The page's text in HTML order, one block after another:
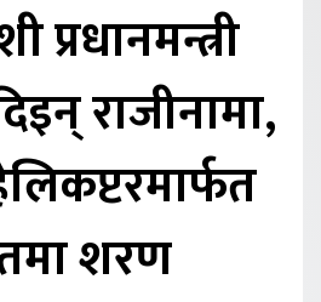
प्रधानमन्त्री
राजीनामा,
शरण